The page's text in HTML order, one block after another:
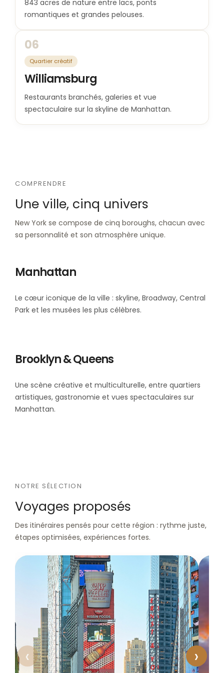
843 acres de nature entre lacs, ponts
romantiques et grandes pelouses.
06
Quartier créatif
Williamsburg
Restaurants branchés, galeries et vue
spectaculaire sur la skyline de Manhattan.
COMPRENDRE
Une ville, cinq univers
New York se compose de cinq boroughs, chacun avec
sa personnalité et son atmosphère unique.
Manhattan
Le cœur iconique de la ville : skyline, Broadway, Central
Park et les musées les plus célèbres.
Brooklyn & Queens
Une scène créative et multiculturelle, entre quartiers
artistiques, gastronomie et vues spectaculaires sur
Manhattan.
NOTRE SÉLECTION
Voyages proposés
Des itinéraires pensés pour cette région : rythme juste,
étapes optimisées, expériences fortes.
‹ ›